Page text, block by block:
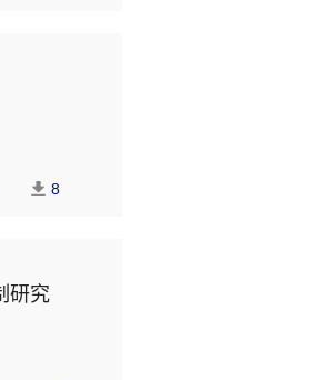
8
研究